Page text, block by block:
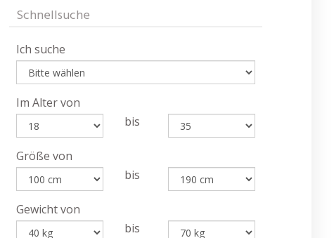
Schnellsuche
Ich suche
Im Alter von
bis
Größe von
bis
Gewicht von
bis